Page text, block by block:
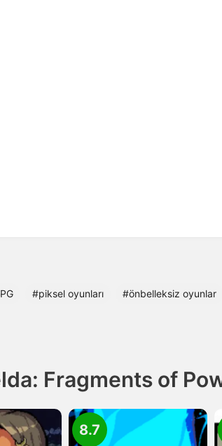
#piksel oyunları #önbelleksiz oyunlar
Fragments of
8.7